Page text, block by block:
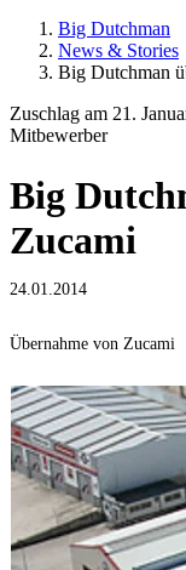
Big Dutchman
News & Stories
Big Dutchman
Zuschlag am 21.
Mitbewerber
Big
Zucami
24.01.2014
Übernahme von Zucami